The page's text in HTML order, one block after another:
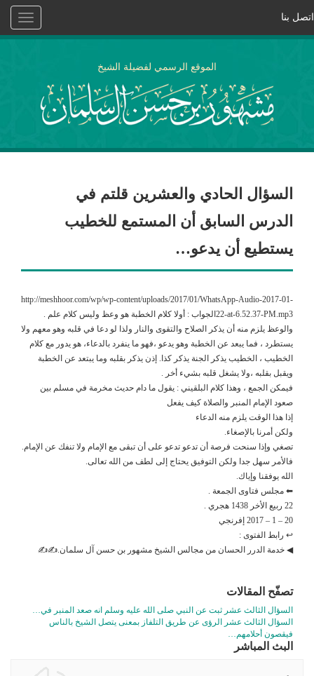
Toggle
اتصل بنا
الموقع الرسمي لفضيلة الشيخ
السؤال الحادي والعشرين قلتم في
الدرس السابق أن المستمع للخطيب
يستطيع أن يدعو…
http://meshhoor.com/wp/wp-content/uploads/2017/01/WhatsApp-Audio-2017-01-
22-at-6.52.37-PM.mp3الجواب : أولا كلام الخطبة هو وعظ وليس كلام علم .
والوعظ يلزم منه أن يذكر الصلاح والتقوى والنار ولذا لو دعا في قلبه وهو معهم ولا
يستطرد ، فما يبعد عن الخطبة وهو يدعو ،فهو ما ينفرد بالدعاء، هو يدور مع كلام
الخطيب ، الخطيب يذكر الجنة يذكر كذا. إذن يذكر بقلبه وما يبتعد عن الخطبة
ويقبل بقلبه ،ولا يشغل قلبه بشيء أخر .
فيمكن الجمع ، وهذا كلام البلقيني : يقول ما دام حديث مخرمة في مسلم بين
صعود الإمام المنبر والصلاة كيف يفعل
إذا هذا الوقت يلزم منه الدعاء
ولكن أمرنا بالإصغاء.
تصغي وإذا سنحت فرصة أن تدعو تدعو على أن تبقى مع الإمام ولا تنفك عن الإمام.
فالأمر سهل جدا ولكن التوفيق يحتاج إلى لطف من الله تعالى.
الله يوفقنا وإياك.
⬅ مجلس فتاوى الجمعة .
22 ربيع الأخر 1438 هجري .
20 – 1 – 2017 إفرنجي
↩ رابط الفتوى :
◀ خدمة الدرر الحسان من مجالس الشيخ مشهور بن حسن آل سلمان.✍✍
تصفّح المقالات
السؤال الثالث عشر ثبت عن النبي صلى الله عليه وسلم انه صعد المنبر في…
السؤال الثالث عشر الرؤى عن طريق التلفاز بمعنى يتصل الشيخ بالناس
فيقصون أحلامهم…
البث المباشر